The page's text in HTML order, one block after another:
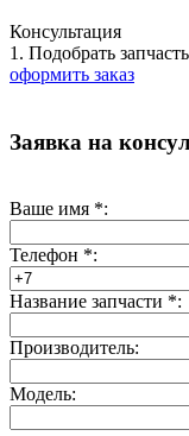
Консультация
1. Подобрать запчасть
оформить заказ
Заявка на
Ваше имя *:
Телефон *:
Название запчасти *:
Производитель:
Модель: